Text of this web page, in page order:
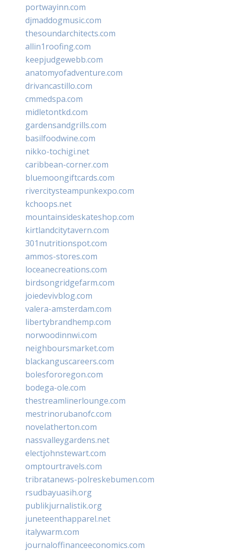
portwayinn.com
djmaddogmusic.com
thesoundarchitects.com
allin1roofing.com
keepjudgewebb.com
anatomyofadventure.com
drivancastillo.com
cmmedspa.com
midletontkd.com
gardensandgrills.com
basilfoodwine.com
nikko-tochigi.net
caribbean-corner.com
bluemoongiftcards.com
rivercitysteampunkexpo.com
kchoops.net
mountainsideskateshop.com
kirtlandcitytavern.com
301nutritionspot.com
ammos-stores.com
loceanecreations.com
birdsongridgefarm.com
joiedevivblog.com
valera-amsterdam.com
libertybrandhemp.com
norwoodinnwi.com
neighboursmarket.com
blackanguscareers.com
bolesfororegon.com
bodega-ole.com
thestreamlinerlounge.com
mestrinorubanofc.com
novelatherton.com
nassvalleygardens.net
electjohnstewart.com
omptourtravels.com
tribratanews-polreskebumen.com
rsudbayuasih.org
publikjurnalistik.org
juneteenthapparel.net
italywarm.com
journaloffinanceeconomics.com